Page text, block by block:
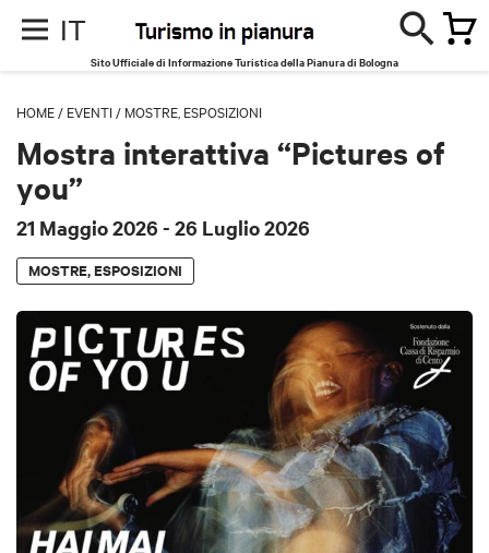
IT
Sito Ufficiale di Informazione Turistica della Pianura di Bologna
HOME / EVENTI / MOSTRE, ESPOSIZIONI
Mostra interattiva “Pictures of
you”
21 Maggio 2026 - 26 Luglio 2026
MOSTRE, ESPOSIZIONI